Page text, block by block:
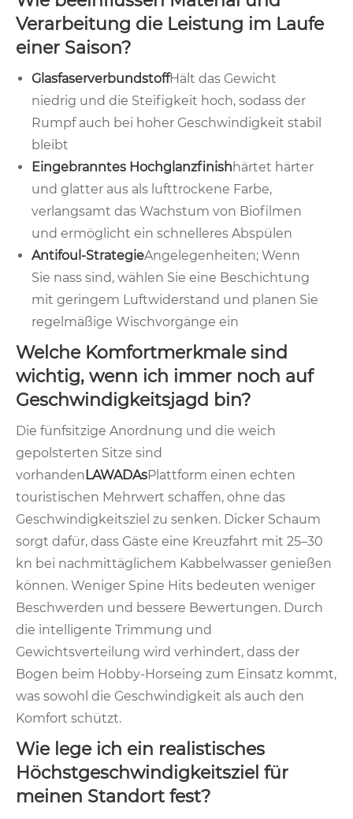
Verarbeitung die Leistung im Laufe
einer Saison?
GlasfaserverbundstoffHält das Gewicht
niedrig und die Steifigkeit hoch, sodass der
Rumpf auch bei hoher Geschwindigkeit stabil
bleibt
Eingebranntes Hochglanzfinishhärtet härter
und glatter aus als lufttrockene Farbe,
verlangsamt das Wachstum von Biofilmen
und ermöglicht ein schnelleres Abspülen
Antifoul-StrategieAngelegenheiten; Wenn
Sie nass sind, wählen Sie eine Beschichtung
mit geringem Luftwiderstand und planen Sie
regelmäßige Wischvorgänge ein
Welche Komfortmerkmale sind
wichtig, wenn ich immer noch auf
Geschwindigkeitsjagd bin?
Die fünfsitzige Anordnung und die weich
gepolsterten Sitze sind
vorhandenLAWADAsPlattform einen echten
touristischen Mehrwert schaffen, ohne das
Geschwindigkeitsziel zu senken. Dicker Schaum
sorgt dafür, dass Gäste eine Kreuzfahrt mit 25–30
kn bei nachmittäglichem Kabbelwasser genießen
können. Weniger Spine Hits bedeuten weniger
Beschwerden und bessere Bewertungen. Durch
die intelligente Trimmung und
Gewichtsverteilung wird verhindert, dass der
Bogen beim Hobby-Horseing zum Einsatz kommt,
was sowohl die Geschwindigkeit als auch den
Komfort schützt.
Wie lege ich ein realistisches
Höchstgeschwindigkeitsziel für
meinen Standort fest?